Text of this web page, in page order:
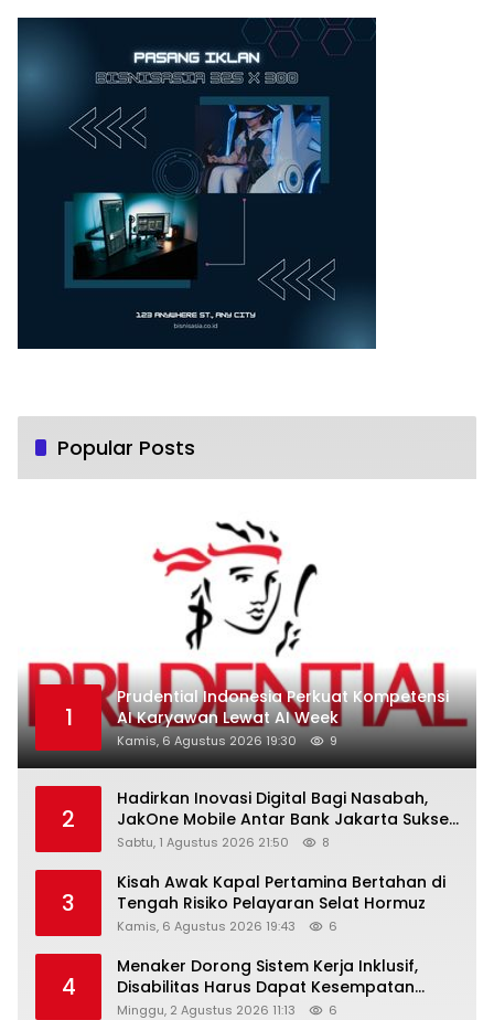
Popular Posts
1
Prudential Indonesia Perkuat Kompetensi
AI Karyawan Lewat AI Week
Kamis, 6 Agustus 2026 19:30 9
2
Hadirkan Inovasi Digital Bagi Nasabah,
JakOne Mobile Antar Bank Jakarta Sukses
Raih Digital Excellence Awards 2026
Sabtu, 1 Agustus 2026 21:50 8
3
Kisah Awak Kapal Pertamina Bertahan di
Tengah Risiko Pelayaran Selat Hormuz
Kamis, 6 Agustus 2026 19:43 6
4
Menaker Dorong Sistem Kerja Inklusif,
Disabilitas Harus Dapat Kesempatan
Setara
Minggu, 2 Agustus 2026 11:13 6